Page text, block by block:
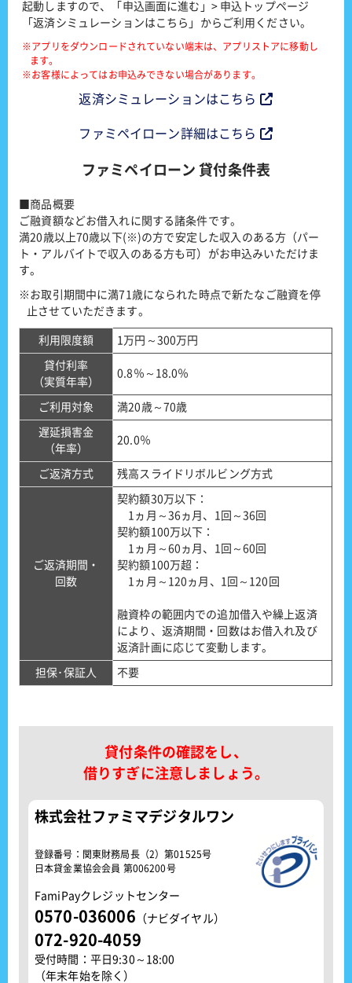
起動しますので、「申込画面に進む」> 申込トップページ
「返済シミュレーションはこちら」からご利用ください。
※アプリをダウンロードされていない端末は、アプリストアに移動し
ます。
※お客様によってはお申込みできない場合があります。
返済シミュレーションはこちら
ファミペイローン詳細はこちら
ファミペイローン 貸付条件表
■商品概要
ご融資額などお借入れに関する諸条件です。
満20歳以上70歳以下(※)の方で安定した収入のある方（パー
ト・アルバイトで収入のある方も可）がお申込みいただけま
す。
※お取引期間中に満71歳になられた時点で新たなご融資を停
止させていただきます。
利用限度額 1万円～300万円
貸付利率
（実質年率）
0.8％～18.0％
ご利用対象 満20歳～70歳
遅延損害金
（年率）
20.0％
ご返済方式 残高スライドリボルビング方式
ご返済期間・
回数
契約額30万以下：
1ヵ月～36ヵ月、1回～36回
契約額100万以下：
1ヵ月～60ヵ月、1回～60回
契約額100万超：
1ヵ月～120ヵ月、1回～120回
融資枠の範囲内での追加借入や繰上返済
により、返済期間・回数はお借入れ及び
返済計画に応じて変動します。
担保･保証人 不要
貸付条件の確認をし、
借りすぎに注意しましょう。
株式会社ファミマデジタルワン
登録番号：関東財務局長（2）第01525号
日本貸金業協会会員 第006200号
FamiPayクレジットセンター
0570-036006 （ナビダイヤル）
072-920-4059
受付時間：平日9:30～18:00
（年末年始を除く）